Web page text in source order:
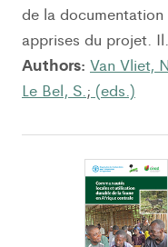
de la
apprises du projet.
Authors: Van Vliet,
Le Bel, S.; (eds.)